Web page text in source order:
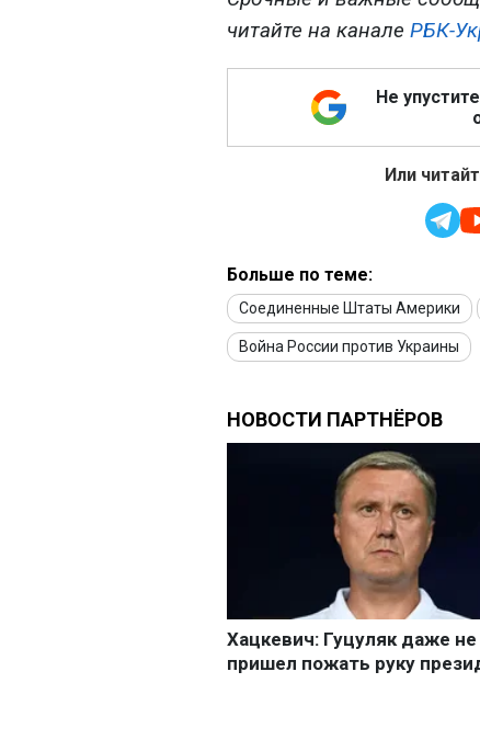
читайте на канале РБК-
Не
Или
Больше по теме:
Соединенные Штаты Америки
Война России против Украины